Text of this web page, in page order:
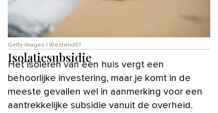
Getty Images | Westend61
Isolatiesubsidie
Het isoleren van een huis vergt een
behoorlijke investering, maar je komt in de
meeste gevallen wel in aanmerking voor een
aantrekkelijke subsidie vanuit de overheid.